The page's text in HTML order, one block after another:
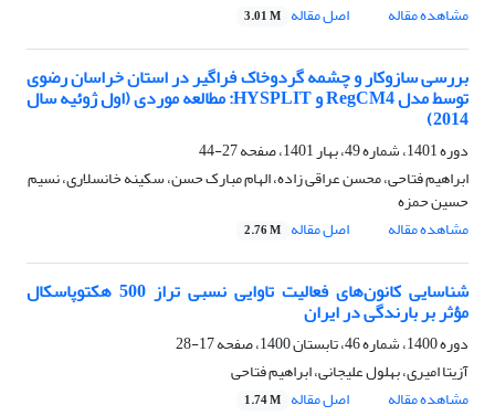
مشاهده مقاله
اصل مقاله 3.01 M
‏بررسی سازوکار و چشمه گردوخاک فراگیر در استان خراسان رضوی
توسط مدل RegCM4 و HYSPLIT: مطالعه موردی (اول ژوئیه سال
2014)
دوره 1401، شماره 49، بهار 1401، صفحه
27-44
ابراهیم فتاحی، محسن عراقی زاده، الهام مبارک حسن، سکینه خانسلاری، نسیم
حسین حمزه
مشاهده مقاله
اصل مقاله 2.76 M
شناسایی کانون‌های فعالیت تاوایی نسبی تراز 500 هکتوپاسکال
مؤثر بر بارندگی در ایران
دوره 1400، شماره 46، تابستان 1400، صفحه
17-28
آزیتا امیری، بهلول علیجانی، ابراهیم فتاحی
مشاهده مقاله
اصل مقاله 1.74 M